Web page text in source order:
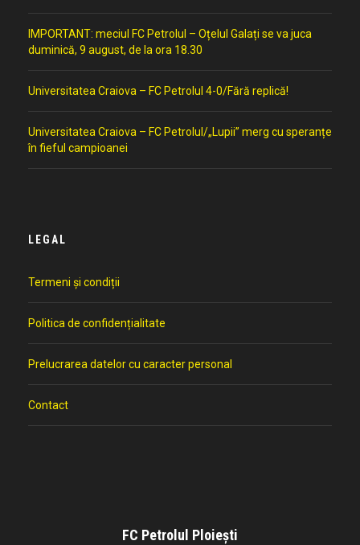
IMPORTANT: meciul FC Petrolul – Oțelul Galați se va juca
duminică, 9 august, de la ora 18.30
Universitatea Craiova – FC Petrolul 4-0/Fără replică!
Universitatea Craiova – FC Petrolul/„Lupii” merg cu speranțe
în fieful campioanei
LEGAL
Termeni și condiții
Politica de confidențialitate
Prelucrarea datelor cu caracter personal
Contact
FC Petrolul Ploiești